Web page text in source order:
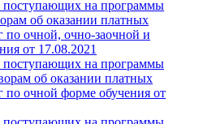
поступающих на программы
об оказании платных
по очной, очно-заочной и
от 17.08.2021
поступающих на программы
об оказании платных
по очной форме обучения от